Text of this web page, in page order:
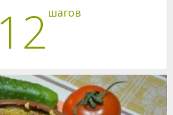
12 шагов